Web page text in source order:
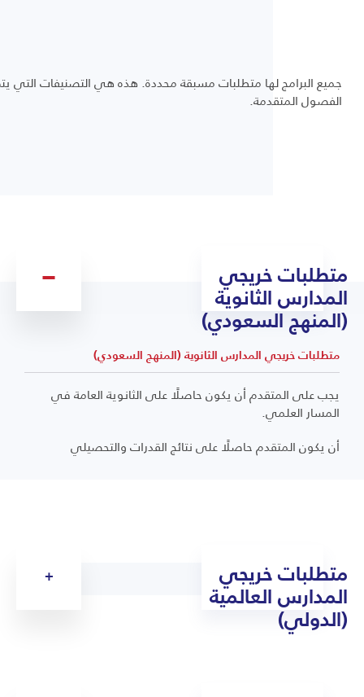
جميع البرامج لها متطلبات مسبقة محددة. هذه هي التصنيفات
الفصول المتقدمة.
متطلبات خريجي
المدارس الثانوية
(المنهج السعودي)
متطلبات خريجي المدارس الثانوية (المنهج السعودي)
يجب على المتقدم أن يكون حاصلًا على الثانوية العامة في
المسار العلمي.
أن يكون المتقدم حاصلًا على نتائج القدرات والتحصيلي
متطلبات خريجي
المدارس العالمية
(الدولي)